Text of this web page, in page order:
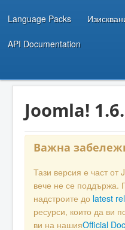
Language Packs
API Documentation
Joomla!
Важна
Тази версия е част от
вече не се поддържа.
надстроите до latest
ресурси, които да ви
ви на нашияOfficial